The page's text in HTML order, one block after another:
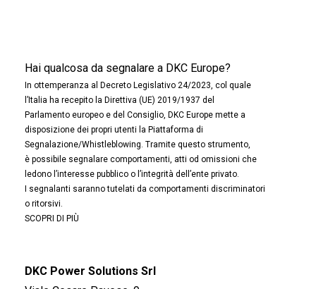
Hai qualcosa da segnalare a DKC Europe?
In ottemperanza al Decreto Legislativo 24/2023, col quale
l’Italia ha recepito la Direttiva (UE) 2019/1937 del
Parlamento europeo e del Consiglio, DKC Europe mette a
disposizione dei propri utenti la Piattaforma di
Segnalazione/Whistleblowing. Tramite questo strumento,
è possibile segnalare comportamenti, atti od omissioni che
ledono l’interesse pubblico o l’integrità dell’ente privato.
I segnalanti saranno tutelati da comportamenti discriminatori
o ritorsivi.
SCOPRI DI PIÙ
DKC Power Solutions Srl